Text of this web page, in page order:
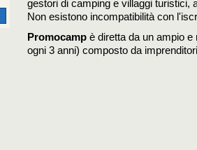
gestori di camping e villaggi turistici,
Non esistono incompatibilità con
Promocamp è diretta da un ampio
ogni 3 anni) composto da